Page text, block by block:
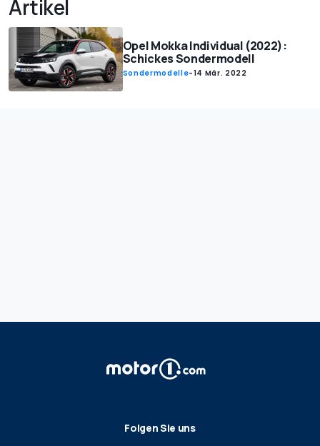
Artikel
Opel Mokka Individual (2022):
Schickes Sondermodell
Sondermodelle-14 Mär. 2022
Folgen Sie uns